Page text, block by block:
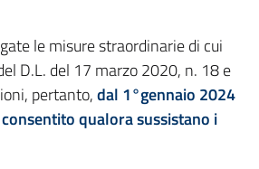
le misure straordinarie di cui
D.L. del 17 marzo 2020, n. 18 e
pertanto,dal 1°gennaio 2024
consentito qualora sussistano i